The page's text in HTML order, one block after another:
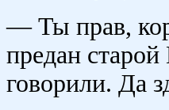
— Ты прав,
предан
говорили. Да